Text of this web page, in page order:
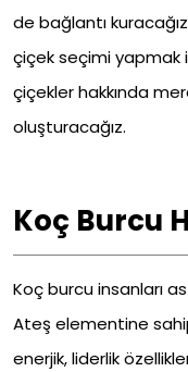
de bağlantı
çiçek seçimi
çiçekler hakkında
oluşturacağız.
Koç Burcu
Koç burcu insanları
Ateş elementine
enerjik, liderlik